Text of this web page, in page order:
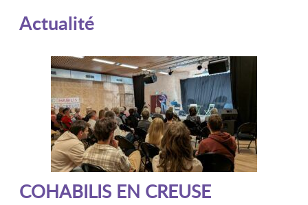
Actualité
COHABILIS EN CREUSE